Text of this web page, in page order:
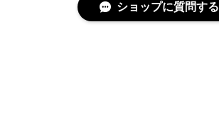
ショップに質問する